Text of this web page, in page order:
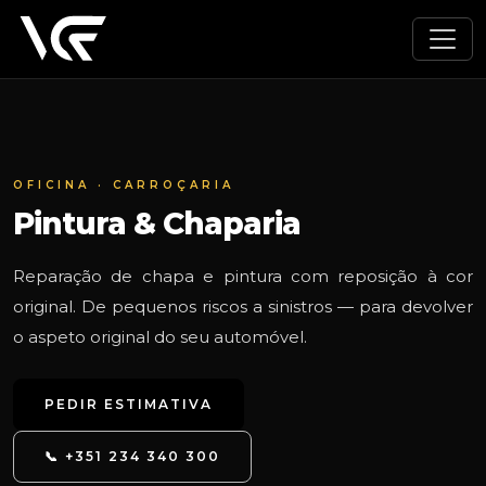
OFICINA · CARROÇARIA
Pintura & Chaparia
Reparação de chapa e pintura com reposição à cor
original. De pequenos riscos a sinistros — para devolver
o aspeto original do seu automóvel.
PEDIR ESTIMATIVA
📞 +351 234 340 300